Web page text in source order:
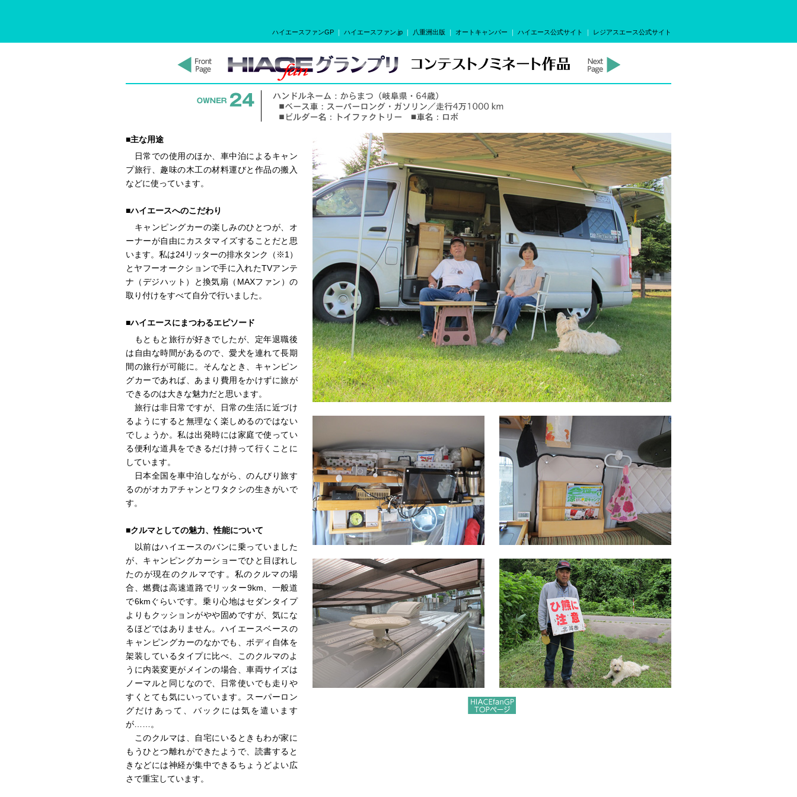
ハイエースファンGP ｜ ハイエースファン.jp ｜ 八重洲出版 ｜ オートキャンパー ｜ ハイエース公式サイト ｜ レジアスエース公式サイト
■主な用途
日常での使用のほか、車中泊によるキャン
プ旅行、趣味の木工の材料運びと作品の搬入
などに使っています。
■ハイエースへのこだわり
キャンピングカーの楽しみのひとつが、オ
ーナーが自由にカスタマイズすることだと思
います。私は24リッターの排水タンク（※1）
とヤフーオークションで手に入れたTVアンテ
ナ（デジハット）と換気扇（MAXファン）の
取り付けをすべて自分で行いました。
■ハイエースにまつわるエピソード
もともと旅行が好きでしたが、定年退職後
は自由な時間があるので、愛犬を連れて長期
間の旅行が可能に。そんなとき、キャンピン
グカーであれば、あまり費用をかけずに旅が
できるのは大きな魅力だと思います。
旅行は非日常ですが、日常の生活に近づけ
るようにすると無理なく楽しめるのではない
でしょうか。私は出発時には家庭で使ってい
る便利な道具をできるだけ持って行くことに
しています。
日本全国を車中泊しながら、のんびり旅す
るのがオカアチャンとワタクシの生きがいで
す。
■クルマとしての魅力、性能について
以前はハイエースのバンに乗っていました
が、キャンピングカーショーでひと目ぼれし
たのが現在のクルマです。私のクルマの場
合、燃費は高速道路でリッター9km、一般道
で6kmぐらいです。乗り心地はセダンタイプ
よりもクッションがやや固めですが、気にな
るほどではありません。ハイエースベースの
キャンピングカーのなかでも、ボディ自体を
架装しているタイプに比べ、このクルマのよ
うに内装変更がメインの場合、車両サイズは
ノーマルと同じなので、日常使いでも走りや
すくとても気にいっています。スーパーロン
グだけあって、バックには気を遣います
が……。
このクルマは、自宅にいるときもわが家に
もうひとつ離れができたようで、読書すると
きなどには神経が集中できるちょうどよい広
さで重宝しています。